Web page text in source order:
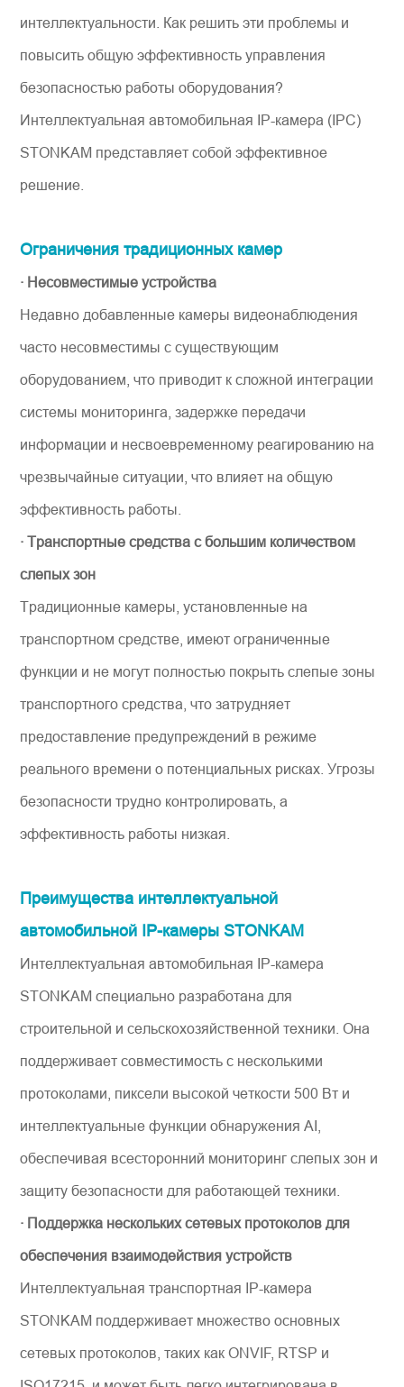
интеллектуальности. Как решить эти проблемы и
повысить общую эффективность управления
безопасностью работы оборудования?
Интеллектуальная автомобильная IP-камера (IPC)
STONKAM представляет собой эффективное
решение.
Ограничения традиционных камер
· Несовместимые устройства
Недавно добавленные камеры видеонаблюдения
часто несовместимы с существующим
оборудованием, что приводит к сложной интеграции
системы мониторинга, задержке передачи
информации и несвоевременному реагированию на
чрезвычайные ситуации, что влияет на общую
эффективность работы.
· Транспортные средства с большим количеством
слепых зон
Традиционные камеры, установленные на
транспортном средстве, имеют ограниченные
функции и не могут полностью покрыть слепые зоны
транспортного средства, что затрудняет
предоставление предупреждений в режиме
реального времени о потенциальных рисках. Угрозы
безопасности трудно контролировать, а
эффективность работы низкая.
Преимущества интеллектуальной
автомобильной IP-камеры STONKAM
Интеллектуальная автомобильная IP-камера
STONKAM специально разработана для
строительной и сельскохозяйственной техники. Она
поддерживает совместимость с несколькими
протоколами, пиксели высокой четкости 500 Вт и
интеллектуальные функции обнаружения AI,
обеспечивая всесторонний мониторинг слепых зон и
защиту безопасности для работающей техники.
· Поддержка нескольких сетевых протоколов для
обеспечения взаимодействия устройств
Интеллектуальная транспортная IP-камера
STONKAM поддерживает множество основных
сетевых протоколов, таких как ONVIF, RTSP и